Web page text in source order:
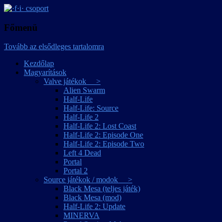
·f·i· csoport
Főmenü
Tovább az elsődleges tartalomra
Kezdőlap
Magyarítások
Valve játékok >
Alien Swarm
Half-Life
Half-Life: Source
Half-Life 2
Half-Life 2: Lost Coast
Half-Life 2: Episode One
Half-Life 2: Episode Two
Left 4 Dead
Portal
Portal 2
Source játékok / modok >
Black Mesa (teljes játék)
Black Mesa (mod)
Half-Life 2: Update
MINERVA